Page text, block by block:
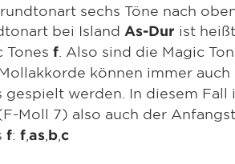
sechs Töne nach
bei Island As-Dur ist
Tones f . Also sind die Magic
können immer
gespielt werden. In diesem
Moll 7) also auch der
f: fas bc